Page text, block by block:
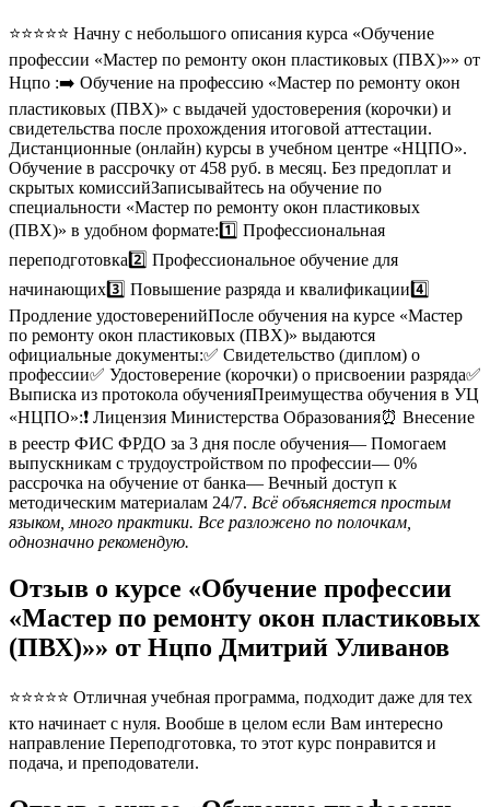
⭐⭐⭐⭐⭐ Начну с небольшого описания курса «Обучение
профессии «Мастер по ремонту окон пластиковых (ПВХ)»» от
Нцпо :➡️ Обучение на профессию «Мастер по ремонту окон
пластиковых (ПВХ)» с выдачей удостоверения (корочки) и
свидетельства после прохождения итоговой аттестации.
Дистанционные (онлайн) курсы в учебном центре «НЦПО».
Обучение в рассрочку от 458 руб. в месяц. Без предоплат и
скрытых комиссийЗаписывайтесь на обучение по
специальности «Мастер по ремонту окон пластиковых
(ПВХ)» в удобном формате:1️⃣ Профессиональная
переподготовка2️⃣ Профессиональное обучение для
начинающих3️⃣ Повышение разряда и квалификации4️⃣
Продление удостоверенийПосле обучения на курсе «Мастер
по ремонту окон пластиковых (ПВХ)» выдаются
официальные документы:✅ Свидетельство (диплом) о
профессии✅ Удостоверение (корочки) о присвоении разряда✅
Выписка из протокола обученияПреимущества обучения в УЦ
«НЦПО»:❗️ Лицензия Министерства Образования⏰ Внесение
в реестр ФИС ФРДО за 3 дня после обучения— Помогаем
выпускникам с трудоустройством по профессии— 0%
рассрочка на обучение от банка— Вечный доступ к
методическим материалам 24/7. Всё объясняется простым
языком, много практики. Все разложено по полочкам,
однозначно рекомендую.
Отзыв о курсе «Обучение профессии
«Мастер по ремонту окон пластиковых
(ПВХ)»» от Нцпо Дмитрий Уливанов
⭐⭐⭐⭐⭐ Отличная учебная программа, подходит даже для тех
кто начинает с нуля. Вообше в целом если Вам интересно
направление Переподготовка, то этот курс понравится и
подача, и преподователи.